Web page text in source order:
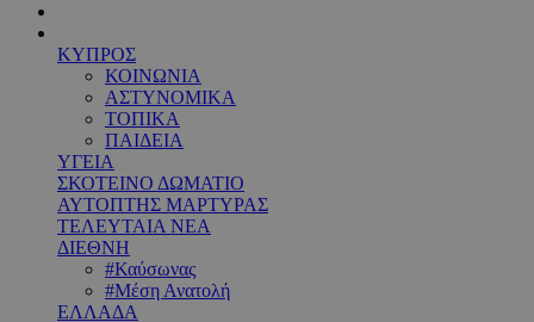
ΚΥΠΡΟΣ
ΚΟΙΝΩΝΙΑ
ΑΣΤΥΝΟΜΙΚΑ
ΤΟΠΙΚΑ
ΠΑΙΔΕΙΑ
ΥΓΕΙΑ
ΣΚΟΤΕΙΝΟ ΔΩΜΑΤΙΟ
ΑΥΤΟΠΤΗΣ ΜΑΡΤΥΡΑΣ
ΤΕΛΕΥΤΑΙΑ ΝΕΑ
ΔΙΕΘΝΗ
#Καύσωνας
#Μέση Ανατολή
ΕΛΛΑΔΑ